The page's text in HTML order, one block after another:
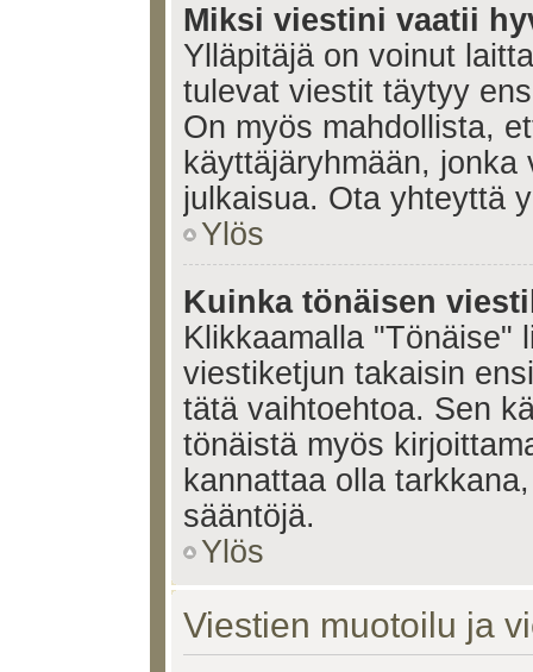
Miksi viestini vaatii
Ylläpitäjä on voinut
tulevat viestit täytyy
On myös mahdollista,
käyttäjäryhmään,
julkaisua. Ota yhteyttä
Ylös
Kuinka tönäisen
Klikkaamalla "Tönäise"
viestiketjun takaisin
tätä vaihtoehtoa. Sen
tönäistä myös
kannattaa olla
sääntöjä.
Ylös
Viestien muotoilu ja